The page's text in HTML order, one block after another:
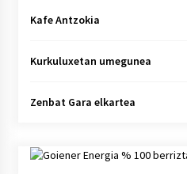
Kafe Antzokia
Kurkuluxetan umegunea
Zenbat Gara elkartea